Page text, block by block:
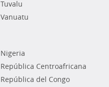
Tuvalu
Vanuatu
Nigeria
República Centroafricana
República del Congo